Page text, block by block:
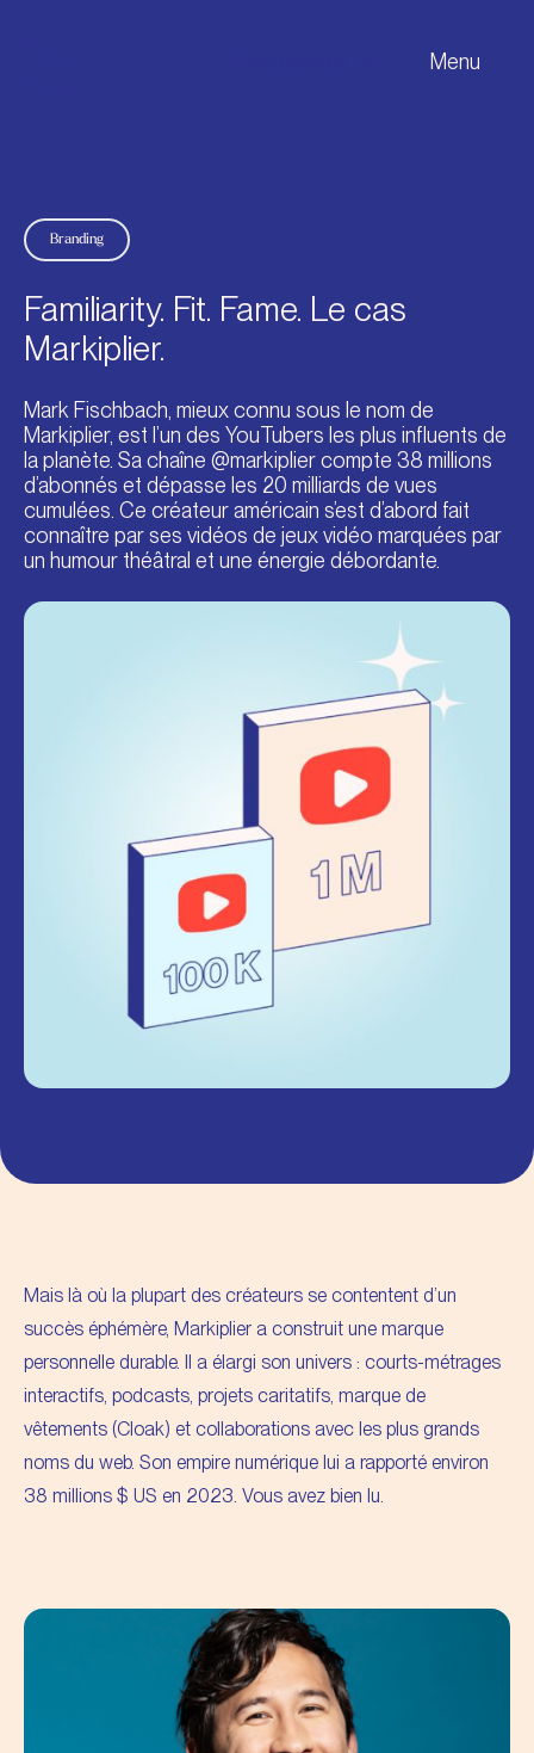
Menu
Services
Projets
Blogue
Branding
Familiarity. Fit. Fame. Le cas
Markiplier.
Mark Fischbach, mieux connu sous le nom de
Markiplier, est l’un des YouTubers les plus influents de
la planète. Sa chaîne @markiplier compte 38 millions
d’abonnés et dépasse les 20 milliards de vues
cumulées. Ce créateur américain s’est d’abord fait
connaître par ses vidéos de jeux vidéo marquées par
un humour théâtral et une énergie débordante.
Mais là où la plupart des créateurs se contentent d’un
succès éphémère, Markiplier a construit une marque
personnelle durable. Il a élargi son univers : courts-métrages
interactifs, podcasts, projets caritatifs, marque de
vêtements (Cloak) et collaborations avec les plus grands
noms du web. Son empire numérique lui a rapporté environ
38 millions $ US en 2023. Vous avez bien lu.